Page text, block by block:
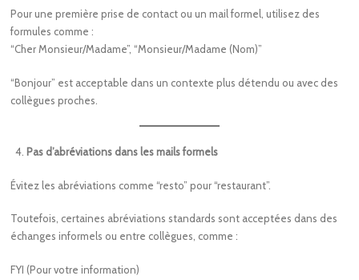
Pour une première prise de contact ou un mail formel, utilisez des
formules comme :
“Cher Monsieur/Madame”, “Monsieur/Madame (Nom)”
“Bonjour” est acceptable dans un contexte plus détendu ou avec des
collègues proches.
Pas d’abréviations dans les mails formels
Évitez les abréviations comme “resto” pour “restaurant”.
Toutefois, certaines abréviations standards sont acceptées dans des
échanges informels ou entre collègues, comme :
FYI (Pour votre information)